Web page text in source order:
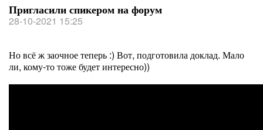
Пригласили спикером на форум
28-10-2021 15:25
Но всё ж заочное теперь :) Вот, подготовила доклад. Мало
ли, кому-то тоже будет интересно))